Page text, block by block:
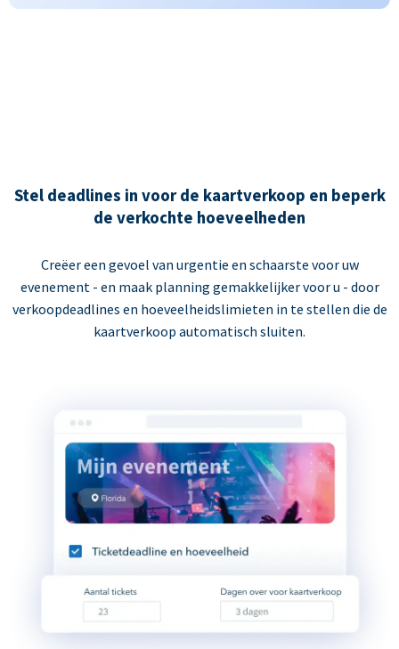
Stel deadlines in voor de kaartverkoop en beperk
de verkochte hoeveelheden
Creëer een gevoel van urgentie en schaarste voor uw
evenement - en maak planning gemakkelijker voor u - door
verkoopdeadlines en hoeveelheidslimieten in te stellen die de
kaartverkoop automatisch sluiten.